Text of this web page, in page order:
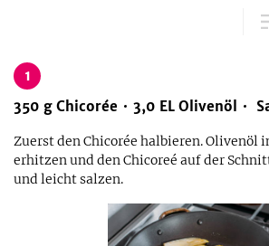
1
350 g Chicorée 3,0 EL Olivenöl
Zuerst den Chicorée halbieren. Olivenöl
erhitzen und den Chicoreé auf der
und leicht salzen.